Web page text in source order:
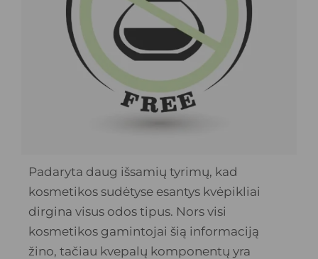
Padaryta daug išsamių tyrimų, kad
kosmetikos sudėtyse esantys kvėpikliai
dirgina visus odos tipus. Nors visi
kosmetikos gamintojai šią informaciją
žino, tačiau kvepalų komponentų yra